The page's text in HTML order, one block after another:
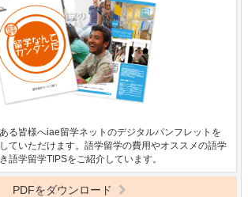
る皆様へiae留学ネットのデジタルパンフレットを
ていただけます。語学留学の費用やオススメの語学
語学留学TIPSをご紹介しています。
PDFをダウンロード